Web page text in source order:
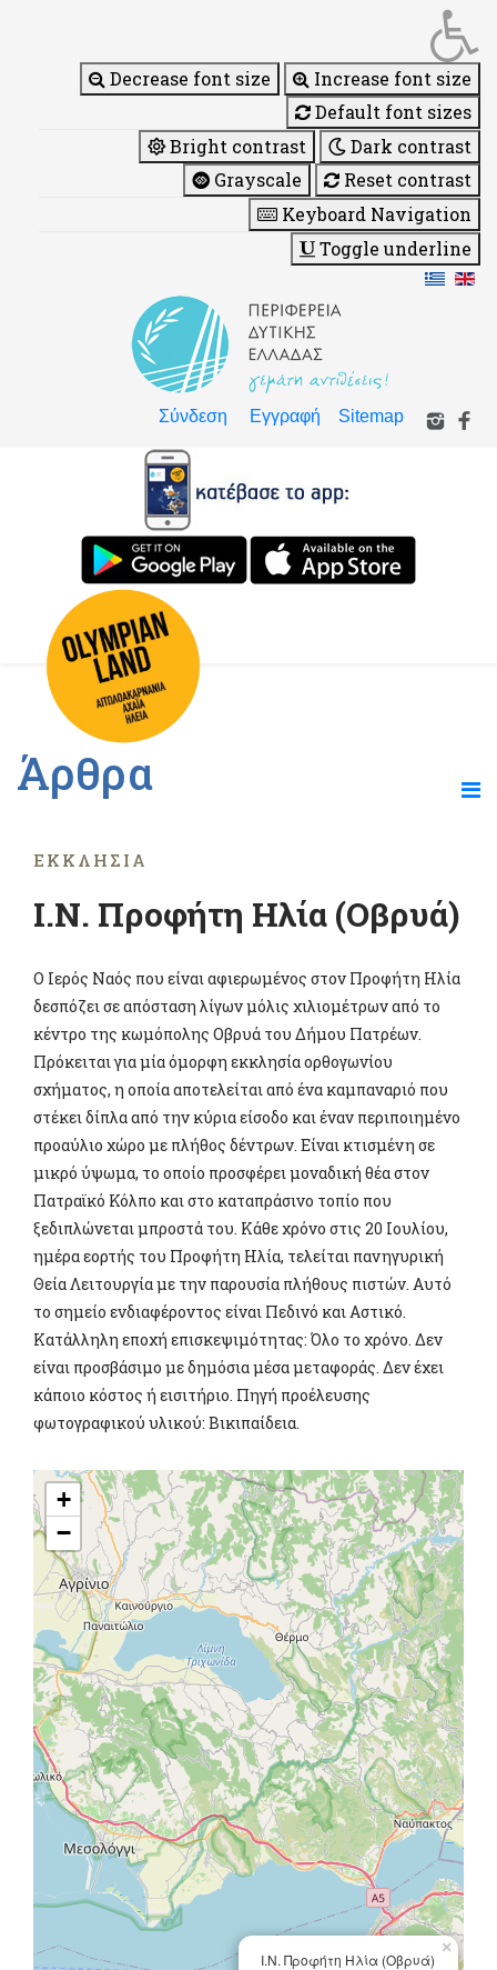
Decrease font size
Increase font size
Default font sizes
Bright contrast
Dark contrast
Grayscale
Reset contrast
Keyboard Navigation
Toggle underline
Σύνδεση Εγγραφή Sitemap
Άρθρα
ΕΚΚΛΗΣΊΑ
Ι.Ν. Προφήτη Ηλία (Οβρυά)
Ο Ιερός Ναός που είναι αφιερωμένος στον Προφήτη Ηλία
δεσπόζει σε απόσταση λίγων μόλις χιλιομέτρων από το
κέντρο της κωμόπολης Οβρυά του Δήμου Πατρέων.
Πρόκειται για μία όμορφη εκκλησία ορθογωνίου
σχήματος, η οποία αποτελείται από ένα καμπαναριό που
στέκει δίπλα από την κύρια είσοδο και έναν περιποιημένο
προαύλιο χώρο με πλήθος δέντρων. Είναι κτισμένη σε
μικρό ύψωμα, το οποίο προσφέρει μοναδική θέα στον
Πατραϊκό Κόλπο και στο καταπράσινο τοπίο που
ξεδιπλώνεται μπροστά του. Κάθε χρόνο στις 20 Ιουλίου,
ημέρα εορτής του Προφήτη Ηλία, τελείται πανηγυρική
Θεία Λειτουργία με την παρουσία πλήθους πιστών. Αυτό
το σημείο ενδιαφέροντος είναι Πεδινό και Αστικό.
Κατάλληλη εποχή επισκεψιμότητας: Όλο το χρόνο. Δεν
είναι προσβάσιμο με δημόσια μέσα μεταφοράς. Δεν έχει
κάποιο κόστος ή εισιτήριο. Πηγή προέλευσης
φωτογραφικού υλικού: Βικιπαίδεια.
Ι.Ν. Προφήτη Ηλία (Οβρυά)
×
+
−